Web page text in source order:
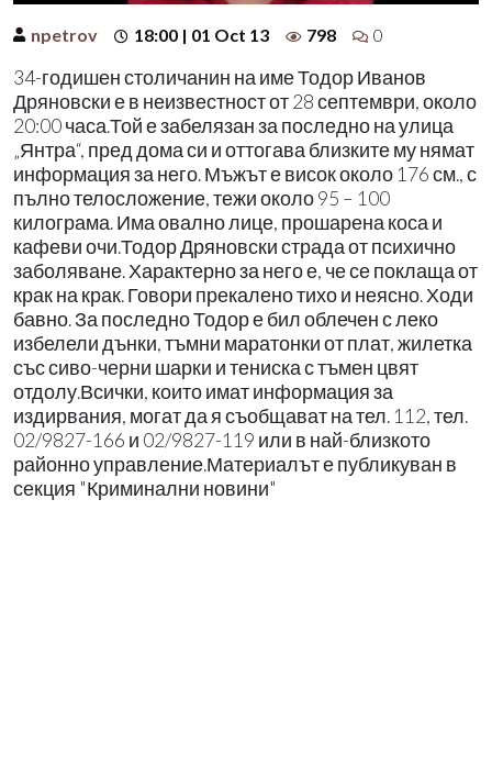
npetrov 18:00 | 01 Oct 13 798 0
34-годишен столичанин на име Тодор Иванов
Дряновски е в неизвестност от 28 септември, около
20:00 часа.Той е забелязан за последно на улица
„Янтра“, пред дома си и оттогава близките му нямат
информация за него. Мъжът е висок около 176 см., с
пълно телосложение, тежи около 95 – 100
килограма. Има овално лице, прошарена коса и
кафеви очи.Тодор Дряновски страда от психично
заболяване. Характерно за него е, че се поклаща от
крак на крак. Говори прекалено тихо и неясно. Ходи
бавно. За последно Тодор е бил облечен с леко
избелели дънки, тъмни маратонки от плат, жилетка
със сиво-черни шарки и тениска с тъмен цвят
отдолу.Всички, които имат информация за
издирвания, могат да я съобщават на тел. 112, тел.
02/9827-166 и 02/9827-119 или в най-близкото
районно управление.Материалът е публикуван в
секция "Криминални новини"